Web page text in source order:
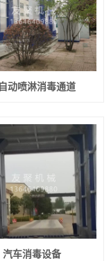
动喷淋消毒通道
汽车消毒设备